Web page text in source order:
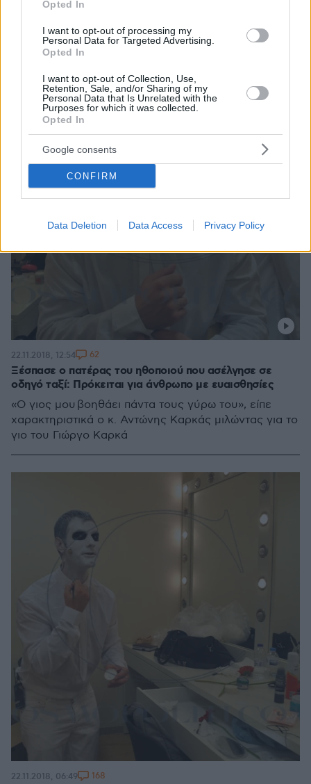
Opted In
I want to opt-out of processing my
Personal Data for Targeted Advertising.
Opted In
I want to opt-out of Collection, Use,
Retention, Sale, and/or Sharing of my
Personal Data that Is Unrelated with the
Purposes for which it was collected.
Opted In
Google consents
CONFIRM
Data Deletion Data Access Privacy Policy
Ξέσπασε ο πατέρας του ηθοποιού που ασέλγησε σε
οδηγό ταξί: Πρόκειται για άνθρωπο με ευαισθησίες
«Ο γιος μου βοηθάει πάντα τους γύρω του», είπε
χαρακτηριστικά ο κ. Αντώνης Καρκάς μιλώντας για το
γιο του Γιώργο Καρκά
22.11.2018, 12:54 62
22.11.2018, 06:49 168